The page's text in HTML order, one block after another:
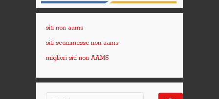
siti non aams
siti scommesse non aams
migliori siti non AAMS